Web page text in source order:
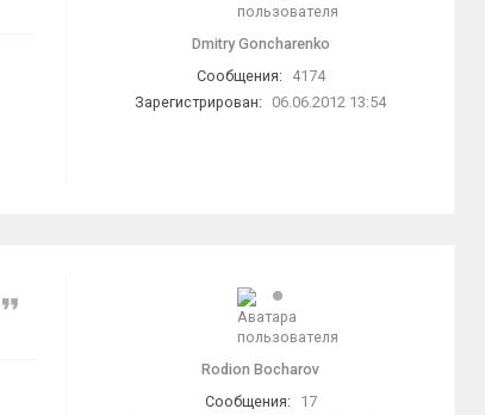
Dmitry Goncharenko
Сообщения:
4174
Зарегистрирован:
06.06.2012 13:54
Rodion Bocharov
Сообщения:
17
Цитата